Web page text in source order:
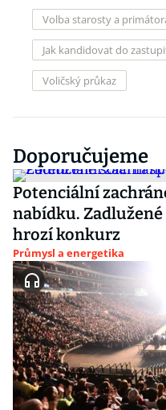
Volba starosty a
Jak kandidovat do
Voličský průkaz
Doporučujeme
Potenciální
nabídku.
hrozí konkurz
Průmysl a energetika